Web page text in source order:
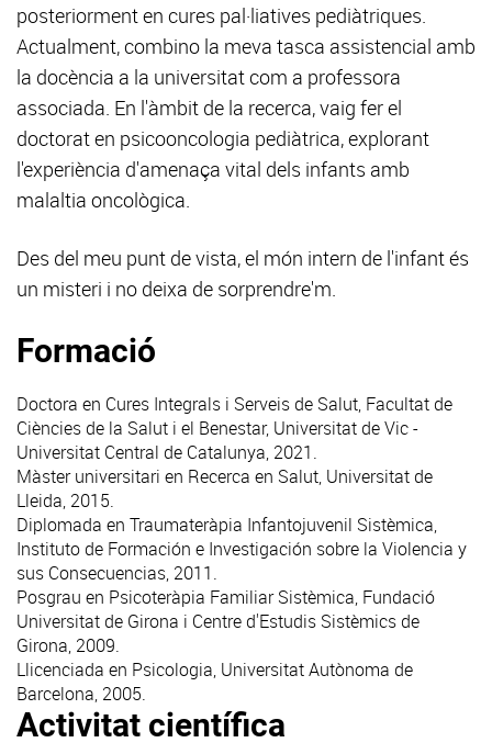
posteriorment en cures pal·liatives pediàtriques.
Actualment, combino la meva tasca assistencial amb
la docència a la universitat com a professora
associada. En l'àmbit de la recerca, vaig fer el
doctorat en psicooncologia pediàtrica, explorant
l'experiència d'amenaça vital dels infants amb
malaltia oncològica.
Des del meu punt de vista, el món intern de l'infant és
un misteri i no deixa de sorprendre'm.
Formació
Doctora en Cures Integrals i Serveis de Salut, Facultat de
Ciències de la Salut i el Benestar, Universitat de Vic -
Universitat Central de Catalunya, 2021.
Màster universitari en Recerca en Salut, Universitat de
Lleida, 2015.
Diplomada en Traumateràpia Infantojuvenil Sistèmica,
Instituto de Formación e Investigación sobre la Violencia y
sus Consecuencias, 2011.
Posgrau en Psicoteràpia Familiar Sistèmica, Fundació
Universitat de Girona i Centre d'Estudis Sistèmics de
Girona, 2009.
Llicenciada en Psicologia, Universitat Autònoma de
Barcelona, 2005.
Activitat científica